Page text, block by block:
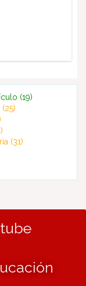
(19)
(25)
(31)